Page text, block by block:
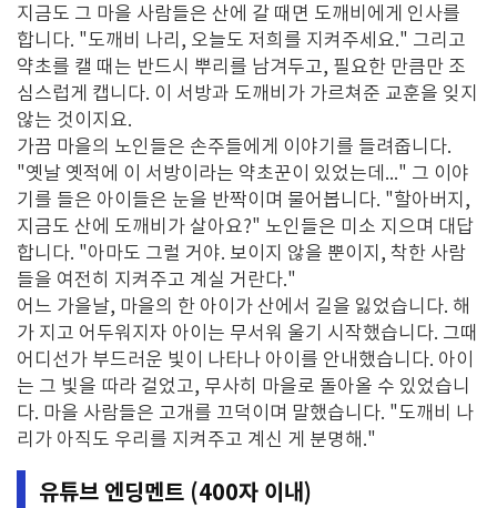
지금도 그 마을 사람들은 산에 갈 때면 도깨비에게 인사를
합니다. "도깨비 나리, 오늘도 저희를 지켜주세요." 그리고
약초를 캘 때는 반드시 뿌리를 남겨두고, 필요한 만큼만 조
심스럽게 캡니다. 이 서방과 도깨비가 가르쳐준 교훈을 잊지
않는 것이지요.
가끔 마을의 노인들은 손주들에게 이야기를 들려줍니다.
"옛날 옛적에 이 서방이라는 약초꾼이 있었는데..." 그 이야
기를 들은 아이들은 눈을 반짝이며 물어봅니다. "할아버지,
지금도 산에 도깨비가 살아요?" 노인들은 미소 지으며 대답
합니다. "아마도 그럴 거야. 보이지 않을 뿐이지, 착한 사람
들을 여전히 지켜주고 계실 거란다."
어느 가을날, 마을의 한 아이가 산에서 길을 잃었습니다. 해
가 지고 어두워지자 아이는 무서워 울기 시작했습니다. 그때
어디선가 부드러운 빛이 나타나 아이를 안내했습니다. 아이
는 그 빛을 따라 걸었고, 무사히 마을로 돌아올 수 있었습니
다. 마을 사람들은 고개를 끄덕이며 말했습니다. "도깨비 나
리가 아직도 우리를 지켜주고 계신 게 분명해."
유튜브 엔딩멘트 (400자 이내)